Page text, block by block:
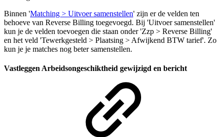
Binnen 'Matching > Uitvoer samenstellen' zijn er de velden ten
behoeve van Reverse Billing toegevoegd. Bij 'Uitvoer samenstellen'
kun je de velden toevoegen die staan onder 'Zzp > Reverse Billing'
en het veld 'Tewerkgesteld > Plaatsing > Afwijkend BTW tarief'. Zo
kun je je matches nog beter samenstellen.
Vastleggen Arbeidsongeschiktheid gewijzigd en bericht